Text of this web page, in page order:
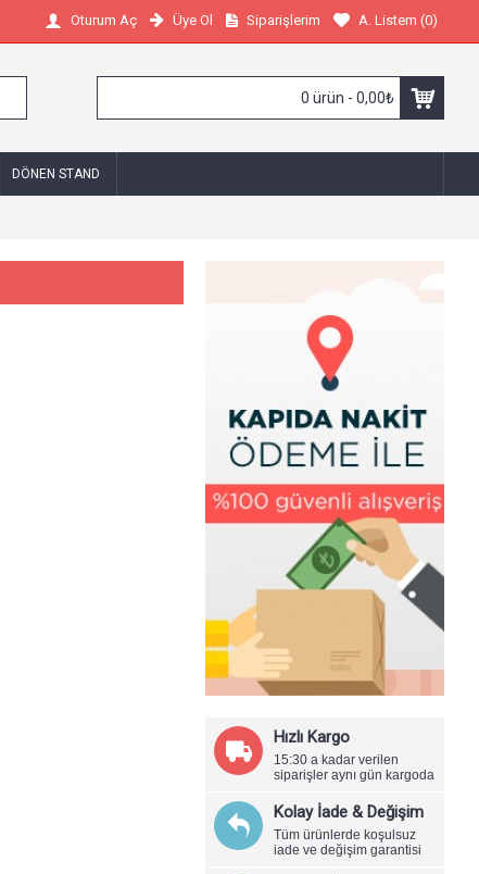
Oturum Aç Üye Ol Siparişlerim A. Listem (0)
0 ürün - 0,00₺
DÖNEN STAND
Hızlı Kargo
15:30 a kadar verilen
siparişler aynı gün kargoda
Kolay İade & Değişim
Tüm ürünlerde koşulsuz
iade ve değişim garantisi